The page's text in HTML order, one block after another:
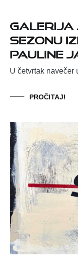
sezonu
Pauline
U četvrtak navečer
PROČITAJ!